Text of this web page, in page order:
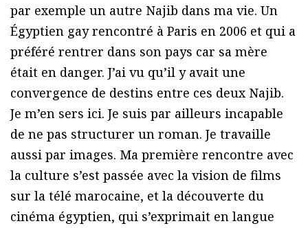
par exemple un autre Najib dans ma vie. Un
Égyptien gay rencontré à Paris en 2006 et qui a
préféré rentrer dans son pays car sa mère
était en danger. J’ai vu qu’il y avait une
convergence de destins entre ces deux Najib.
Je m’en sers ici. Je suis par ailleurs incapable
de ne pas structurer un roman. Je travaille
aussi par images. Ma première rencontre avec
la culture s’est passée avec la vision de films
sur la télé marocaine, et la découverte du
cinéma égyptien, qui s’exprimait en langue